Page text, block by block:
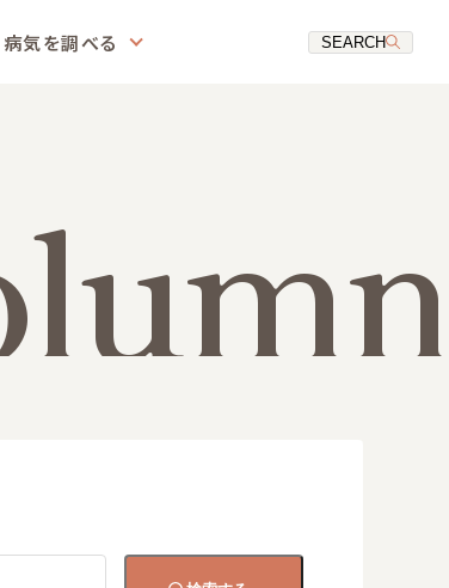
病気を調べる SEARCH